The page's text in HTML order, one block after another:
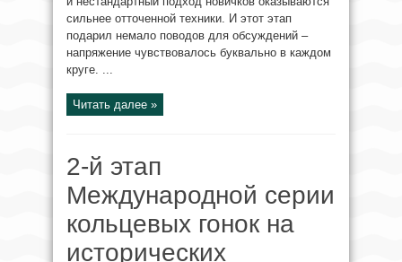
сильнее отточенной техники. И этот этап
подарил немало поводов для обсуждений –
напряжение чувствовалось буквально в каждом
круге. ...
Читать далее »
2‑й этап
Международной серии
кольцевых гонок на
исторических